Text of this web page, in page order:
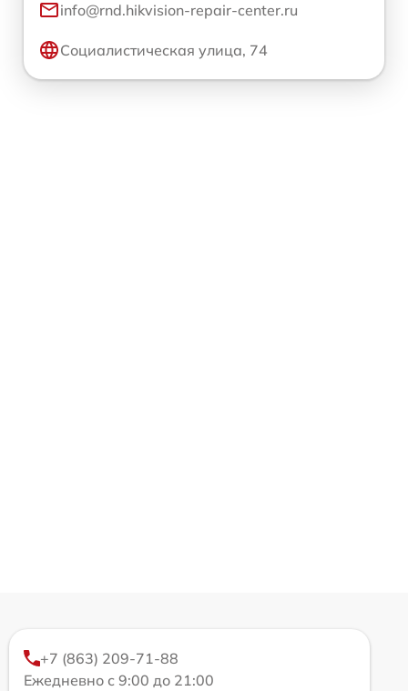
info@rnd.hikvision-repair-center.ru
Социалистическая улица, 74
+7 (863) 209-71-88
Ежедневно с 9:00 до 21:00